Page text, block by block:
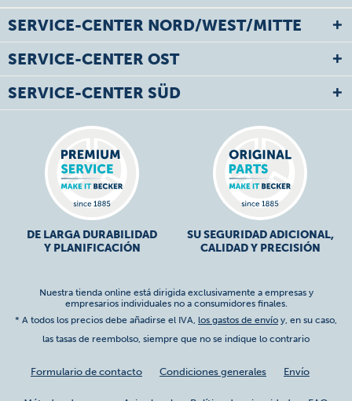
SERVICE-CENTER NORD/WEST/MITTE
SERVICE-CENTER OST
SERVICE-CENTER SÜD
DE LARGA DURABILIDAD
Y PLANIFICACIÓN
SU SEGURIDAD ADICIONAL,
CALIDAD Y PRECISIÓN
Nuestra tienda online está dirigida exclusivamente a empresas y
empresarios individuales no a consumidores finales.
* A todos los precios debe añadirse el IVA, los gastos de envío y, en su caso,
las tasas de reembolso, siempre que no se indique lo contrario
Formulario de contacto Condiciones generales Envío